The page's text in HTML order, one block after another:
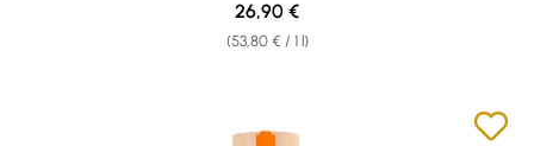
(53,80 € / 1 l)
Regular price:
26,90 €